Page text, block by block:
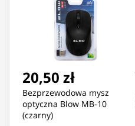
20,50 zł
Bezprzewodowa mysz
optyczna Blow MB-10
(czarny)